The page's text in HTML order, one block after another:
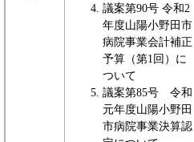
議案第90号 令和2
年度山陽小野田市
病院事業会計補正
予算（第1回）に
ついて
議案第85号 令和
元年度山陽小野田
市病院事業決算認